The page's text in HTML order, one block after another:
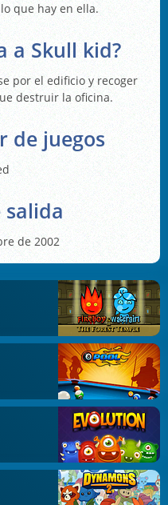
que hay en ella.
a Skull kid?
por el edificio y recoger
destruir la oficina.
de juegos
salida
de 2002